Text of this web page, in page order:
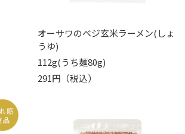
オーサワのベジ玄米ラーメン(しょ
うゆ)
112g(うち麺80g)
291円（税込）